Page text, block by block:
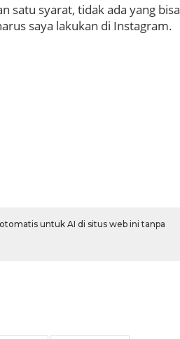
satu syarat, tidak ada yang bisa
saya lakukan di Instagram.
untuk AI di situs web ini tanpa